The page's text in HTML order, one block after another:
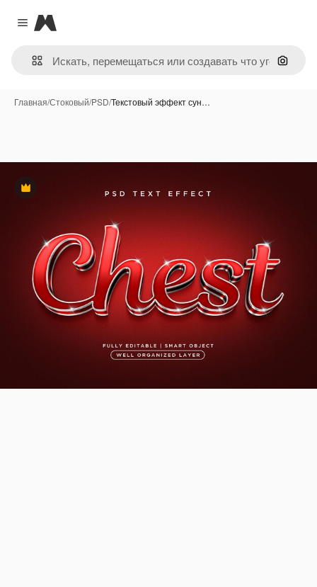
Close menu
Magnific
Поиск
Главная/Стоковый/PSD/Текстовый эффект сун…
Премиум